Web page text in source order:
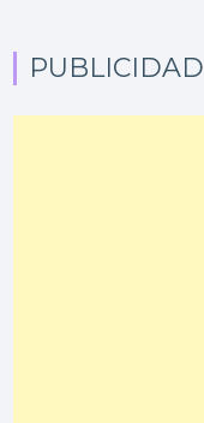
PUBLICIDAD